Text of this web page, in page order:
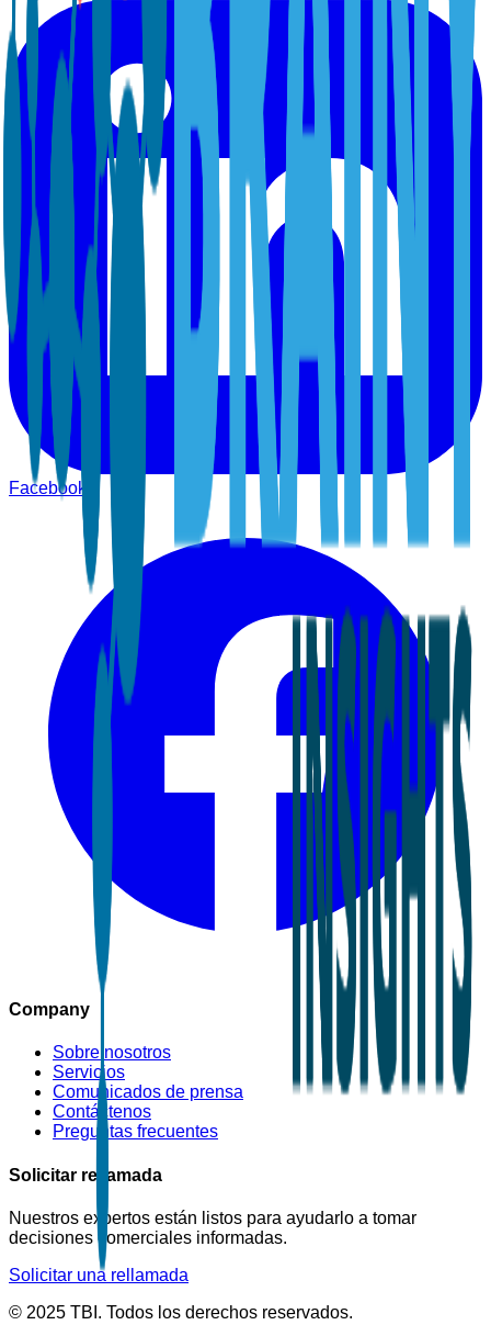
Facebook
Company
Sobre nosotros
Servicios
Comunicados de prensa
Contáctenos
Preguntas frecuentes
Solicitar rellamada
Nuestros expertos están listos para ayudarlo a tomar
decisiones comerciales informadas.
Solicitar una rellamada
© 2025 TBI. Todos los derechos reservados.